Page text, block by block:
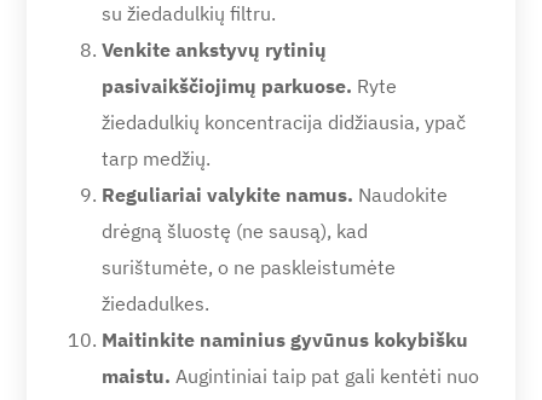
su žiedadulkių filtru.
Venkite ankstyvų rytinių
pasivaikščiojimų parkuose. Ryte
žiedadulkių koncentracija didžiausia, ypač
tarp medžių.
Reguliariai valykite namus. Naudokite
drėgną šluostę (ne sausą), kad
surištumėte, o ne paskleistumėte
žiedadulkes.
Maitinkite naminius gyvūnus kokybišku
maistu. Augintiniai taip pat gali kentėti nuo